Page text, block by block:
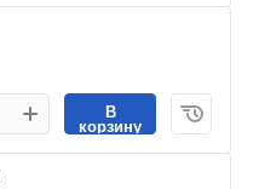
В
корзину